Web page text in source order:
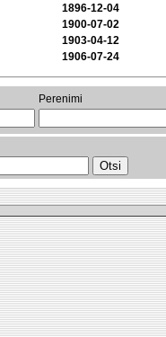
1896-12-04
1900-07-02
1903-04-12
1906-07-24
Perenimi